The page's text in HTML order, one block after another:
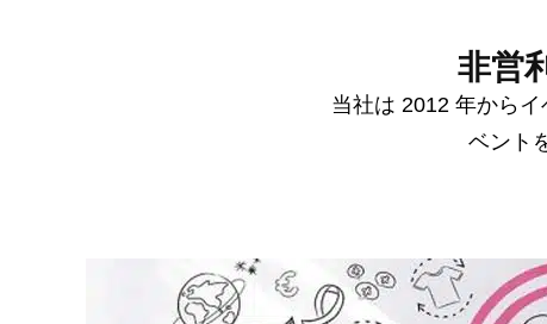
非営
当社は 2012 年から
ベント